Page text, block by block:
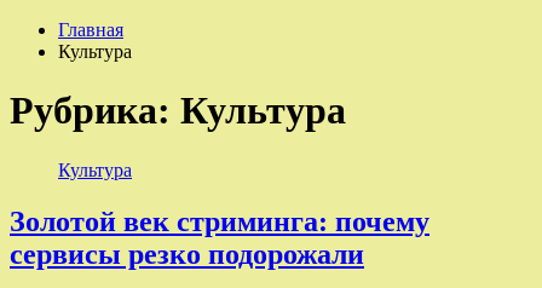
Главная
Культура
Рубрика: Культура
Культура
Золотой век стриминга: почему
сервисы резко подорожали